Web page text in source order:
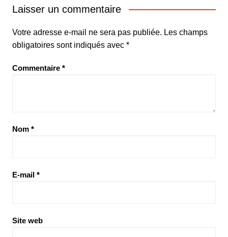
Laisser un commentaire
Votre adresse e-mail ne sera pas publiée. Les champs
obligatoires sont indiqués avec *
Commentaire *
Nom *
E-mail *
Site web